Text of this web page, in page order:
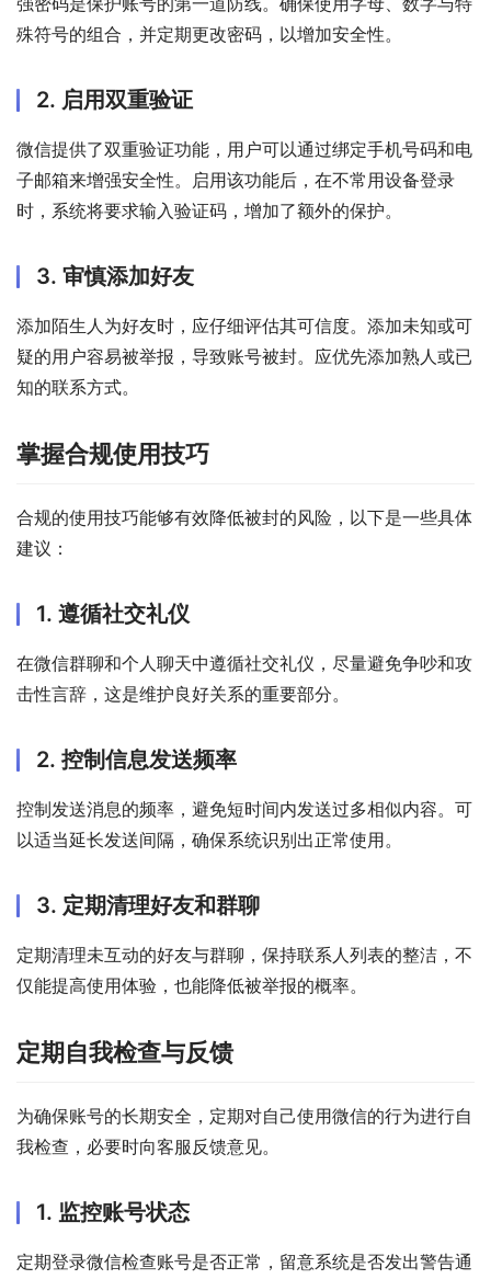
殊符号的组合，并定期更改密码，以增加安全性。
2. 启用双重验证
微信提供了双重验证功能，用户可以通过绑定手机号码和电
子邮箱来增强安全性。启用该功能后，在不常用设备登录
时，系统将要求输入验证码，增加了额外的保护。
3. 审慎添加好友
添加陌生人为好友时，应仔细评估其可信度。添加未知或可
疑的用户容易被举报，导致账号被封。应优先添加熟人或已
知的联系方式。
掌握合规使用技巧
合规的使用技巧能够有效降低被封的风险，以下是一些具体
建议：
1. 遵循社交礼仪
在微信群聊和个人聊天中遵循社交礼仪，尽量避免争吵和攻
击性言辞，这是维护良好关系的重要部分。
2. 控制信息发送频率
控制发送消息的频率，避免短时间内发送过多相似内容。可
以适当延长发送间隔，确保系统识别出正常使用。
3. 定期清理好友和群聊
定期清理未互动的好友与群聊，保持联系人列表的整洁，不
仅能提高使用体验，也能降低被举报的概率。
定期自我检查与反馈
为确保账号的长期安全，定期对自己使用微信的行为进行自
我检查，必要时向客服反馈意见。
1. 监控账号状态
定期登录微信检查账号是否正常，留意系统是否发出警告通